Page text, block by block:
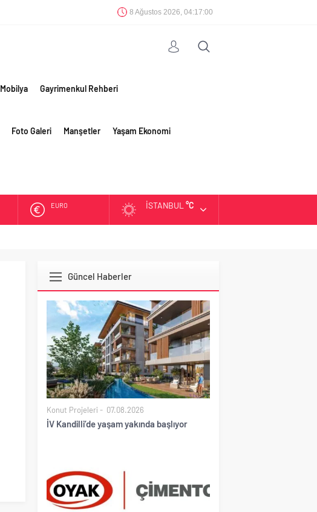
8 Ağustos 2026, 04:17:00
Mobilya Gayrimenkul Rehberi
Foto Galeri Manşetler Yaşam Ekonomi
EURO İSTANBUL °C
Güncel Haberler
Konut Projeleri 07.08.2026
İV Kandilli’de yaşam yakında başlıyor